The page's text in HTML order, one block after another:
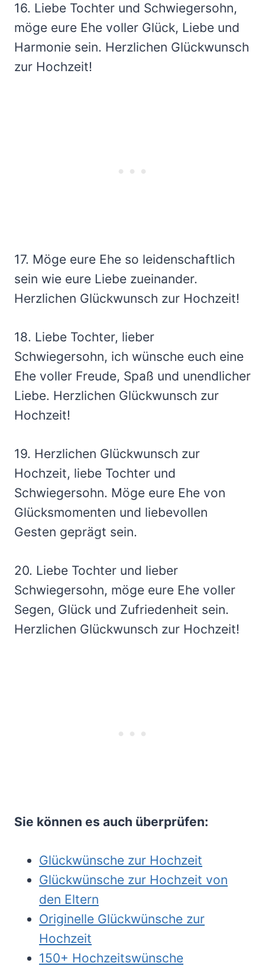
16. Liebe Tochter und Schwiegersohn,
möge eure Ehe voller Glück, Liebe und
Harmonie sein. Herzlichen Glückwunsch
zur Hochzeit!
17. Möge eure Ehe so leidenschaftlich
sein wie eure Liebe zueinander.
Herzlichen Glückwunsch zur Hochzeit!
18. Liebe Tochter, lieber
Schwiegersohn, ich wünsche euch eine
Ehe voller Freude, Spaß und unendlicher
Liebe. Herzlichen Glückwunsch zur
Hochzeit!
19. Herzlichen Glückwunsch zur
Hochzeit, liebe Tochter und
Schwiegersohn. Möge eure Ehe von
Glücksmomenten und liebevollen
Gesten geprägt sein.
20. Liebe Tochter und lieber
Schwiegersohn, möge eure Ehe voller
Segen, Glück und Zufriedenheit sein.
Herzlichen Glückwunsch zur Hochzeit!
Sie können es auch überprüfen:
Glückwünsche zur Hochzeit
Glückwünsche zur Hochzeit von
den Eltern
Originelle Glückwünsche zur
Hochzeit
150+ Hochzeitswünsche